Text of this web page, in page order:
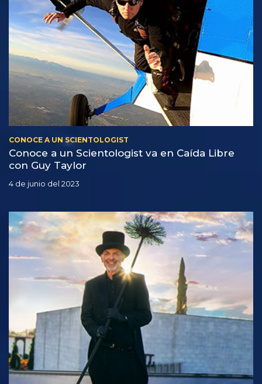
CONOCE A UN SCIENTOLOGIST
Conoce a un Scientologist va en Caída Libre
con Guy Taylor
4 de junio del 2023